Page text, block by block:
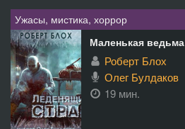
Ужасы, мистика, хоррор
Маленькая ведьма
Роберт Блох
Олег Булдаков
19 мин.